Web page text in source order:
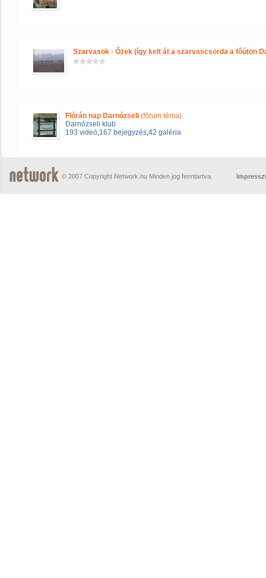
Szarvasok - Őzek (így kelt át a szarvascsorda a főúton
Flórán nap Darnózseli (fórum téma)
Darnózseli klub
193 videó,167 bejegyzés,42 galéria
© 2007 Copyright Network.hu Minden jog fenntartva.